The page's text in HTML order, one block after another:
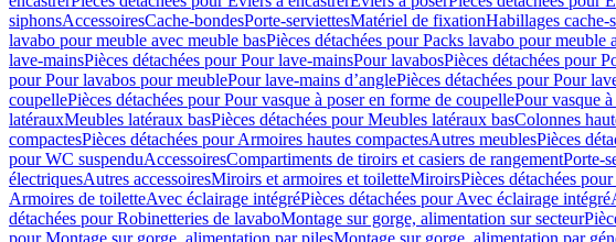
siphonsAccessoiresCache-bondesPorte-serviettesMatériel de fixationHabillages cache-
lavabo pour meuble avec meuble basPièces détachées pour Packs lavabo pour meuble
lave-mainsPièces détachées pour Pour lave-mainsPour lavabosPièces détachées pour
pour Pour lavabos pour meublePour lave-mains d’anglePièces détachées pour Pour
coupellePièces détachées pour Pour vasque à poser en forme de coupellePour vasque
latérauxMeubles latéraux basPièces détachées pour Meubles latéraux basColonnes
compactesPièces détachées pour Armoires hautes compactesAutres meublesPièces
pour WC suspenduAccessoiresCompartiments de tiroirs et casiers de rangementPorte-
électriquesAutres accessoiresMiroirs et armoires et toiletteMiroirsPièces détachées
Armoires de toiletteAvec éclairage intégréPièces détachées pour Avec éclairage intégré
détachées pour Robinetteries de lavaboMontage sur gorge, alimentation sur secteur
pour Montage sur gorge, alimentation par pilesMontage sur gorge, alimentation par